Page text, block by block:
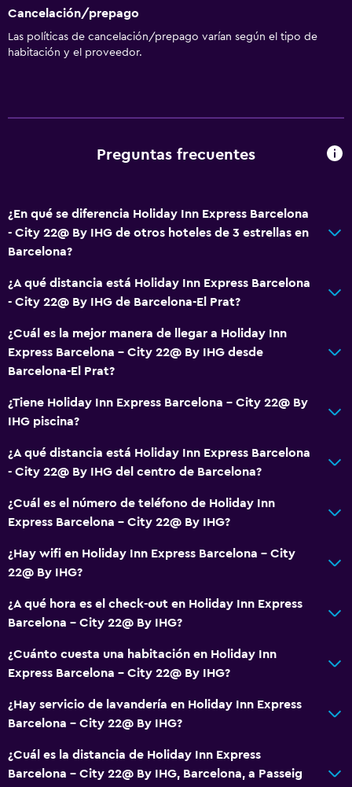
Tetera eléctrica
Máquina expendedora (bebidas)
Accesibilidad y adecuación
Ascensor
Para no fumadores
Almohada sin plumas
Plantas superiores accesibles por ascensor
Ducha
Secador de pelo
Camas extralargas (+2 m)
Despertador
Perchero
Cancelación/prepago
Las políticas de cancelación/prepago varían según el tipo de
habitación y el proveedor.
Preguntas frecuentes
¿En qué se diferencia Holiday Inn Express Barcelona
- City 22@ By IHG de otros hoteles de 3 estrellas en
Barcelona?
¿A qué distancia está Holiday Inn Express Barcelona
- City 22@ By IHG de Barcelona-El Prat?
¿Cuál es la mejor manera de llegar a Holiday Inn
Express Barcelona - City 22@ By IHG desde
Barcelona-El Prat?
¿Tiene Holiday Inn Express Barcelona - City 22@ By
IHG piscina?
¿A qué distancia está Holiday Inn Express Barcelona
- City 22@ By IHG del centro de Barcelona?
¿Cuál es el número de teléfono de Holiday Inn
Express Barcelona - City 22@ By IHG?
¿Hay wifi en Holiday Inn Express Barcelona - City
22@ By IHG?
¿A qué hora es el check-out en Holiday Inn Express
Barcelona - City 22@ By IHG?
¿Cuánto cuesta una habitación en Holiday Inn
Express Barcelona - City 22@ By IHG?
¿Hay servicio de lavandería en Holiday Inn Express
Barcelona - City 22@ By IHG?
¿Cuál es la distancia de Holiday Inn Express
Barcelona - City 22@ By IHG, Barcelona, a Passeig